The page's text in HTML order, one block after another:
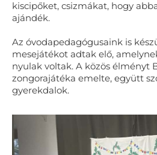
kiscipőket, csizmákat, hogy
ajándék.
Az óvodapedagógusaink is
mesejátékot adtak elő,
nyulak voltak. A közös élményt
zongorajátéka emelte, együtt
gyerekdalok.